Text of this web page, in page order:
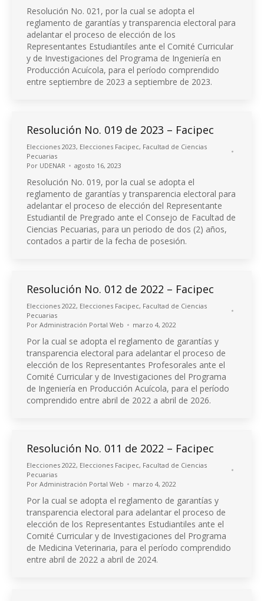
Resolución No. 021, por la cual se adopta el
reglamento de garantías y transparencia electoral para
adelantar el proceso de elección de los
Representantes Estudiantiles ante el Comité Curricular
y de Investigaciones del Programa de Ingeniería en
Producción Acuícola, para el período comprendido
entre septiembre de 2023 a septiembre de 2023.
Resolución No. 019 de 2023 – Facipec
Elecciones 2023, Elecciones Facipec, Facultad de Ciencias
Pecuarias
Por UDENAR agosto 16, 2023
Resolución No. 019, por la cual se adopta el
reglamento de garantías y transparencia electoral para
adelantar el proceso de elección del Representante
Estudiantil de Pregrado ante el Consejo de Facultad de
Ciencias Pecuarias, para un periodo de dos (2) años,
contados a partir de la fecha de posesión.
Resolución No. 012 de 2022 – Facipec
Elecciones 2022, Elecciones Facipec, Facultad de Ciencias
Pecuarias
Por Administración Portal Web marzo 4, 2022
Por la cual se adopta el reglamento de garantías y
transparencia electoral para adelantar el proceso de
elección de los Representantes Profesorales ante el
Comité Curricular y de Investigaciones del Programa
de Ingeniería en Producción Acuícola, para el período
comprendido entre abril de 2022 a abril de 2026.
Resolución No. 011 de 2022 – Facipec
Elecciones 2022, Elecciones Facipec, Facultad de Ciencias
Pecuarias
Por Administración Portal Web marzo 4, 2022
Por la cual se adopta el reglamento de garantías y
transparencia electoral para adelantar el proceso de
elección de los Representantes Estudiantiles ante el
Comité Curricular y de Investigaciones del Programa
de Medicina Veterinaria, para el período comprendido
entre abril de 2022 a abril de 2024.